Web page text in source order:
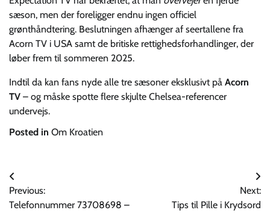
sæson, men der foreligger endnu ingen officiel
grønthåndtering. Beslutningen afhænger af seertallene fra
Acorn TV i USA samt de britiske rettighedsforhandlinger, der
løber frem til sommeren 2025.
Indtil da kan fans nyde alle tre sæsoner eksklusivt på Acorn
TV – og måske spotte flere skjulte Chelsea-referencer
undervejs.
Posted in Om Kroatien
Indlægsnavigation
Previous:
Telefonnummer 73708698 –
Next:
Tips til Pille i Krydsord